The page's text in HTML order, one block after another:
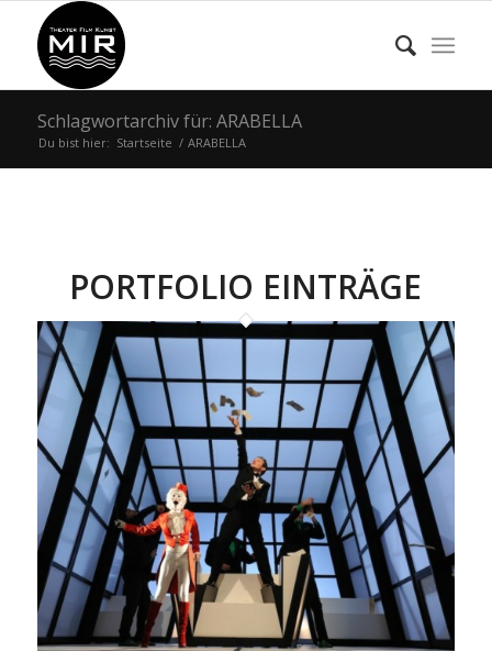
Schlagwortarchiv für: ARABELLA
Du bist hier: Startseite / ARABELLA
PORTFOLIO EINTRÄGE